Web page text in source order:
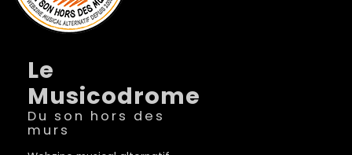
Le
Musicodrome
Du son hors des
murs